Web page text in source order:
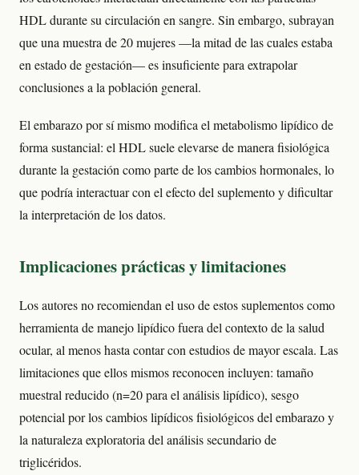
HDL durante su circulación en sangre. Sin embargo, subrayan
que una muestra de 20 mujeres —la mitad de las cuales estaba
en estado de gestación— es insuficiente para extrapolar
conclusiones a la población general.
El embarazo por sí mismo modifica el metabolismo lipídico de
forma sustancial: el HDL suele elevarse de manera fisiológica
durante la gestación como parte de los cambios hormonales, lo
que podría interactuar con el efecto del suplemento y dificultar
la interpretación de los datos.
Implicaciones prácticas y limitaciones
Los autores no recomiendan el uso de estos suplementos como
herramienta de manejo lipídico fuera del contexto de la salud
ocular, al menos hasta contar con estudios de mayor escala. Las
limitaciones que ellos mismos reconocen incluyen: tamaño
muestral reducido (n=20 para el análisis lipídico), sesgo
potencial por los cambios lipídicos fisiológicos del embarazo y
la naturaleza exploratoria del análisis secundario de
triglicéridos.